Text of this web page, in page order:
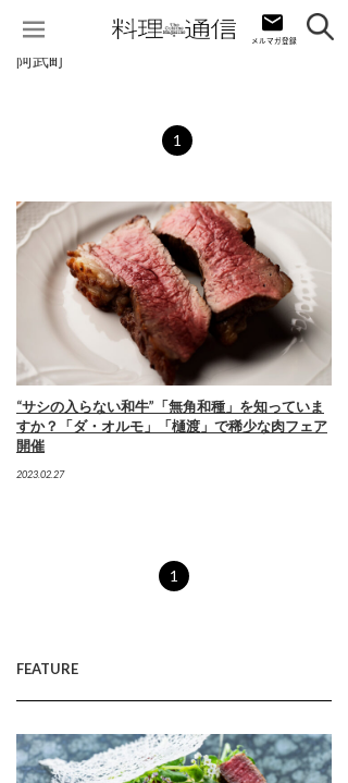
阿武町
1
“サシの入らない和牛”「無角和種」を知っていま
すか？「ダ・オルモ」「樋渡」で稀少な肉フェア
開催
2023.02.27
1
FEATURE